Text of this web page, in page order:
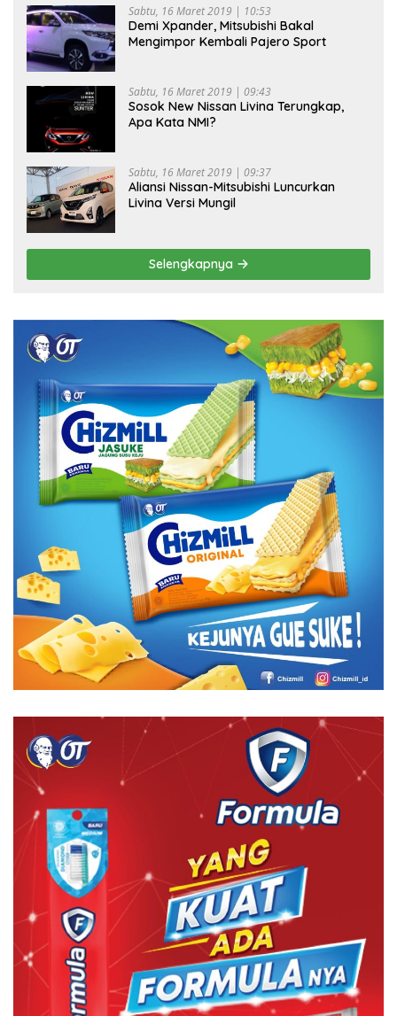
Sabtu, 16 Maret 2019 | 10:53
Demi Xpander, Mitsubishi Bakal
Mengimpor Kembali Pajero Sport
Sabtu, 16 Maret 2019 | 09:43
Sosok New Nissan Livina Terungkap,
Apa Kata NMI?
Sabtu, 16 Maret 2019 | 09:37
Aliansi Nissan-Mitsubishi Luncurkan
Livina Versi Mungil
Selengkapnya